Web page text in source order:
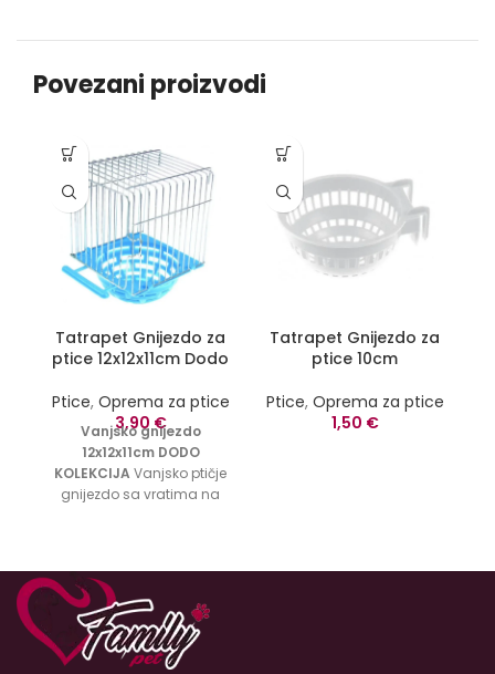
Povezani proizvodi
Tatrapet Gnijezdo za
ptice 12x12x11cm Dodo
Ptice, Oprema za ptice
3,90 €
Vanjsko gnijezdo
12x12x11cm DODO
KOLEKCIJA Vanjsko ptičje
gnijezdo sa vratima na
Tatrapet Gnijezdo za
ptice 10cm
Ptice, Oprema za ptice
1,50 €